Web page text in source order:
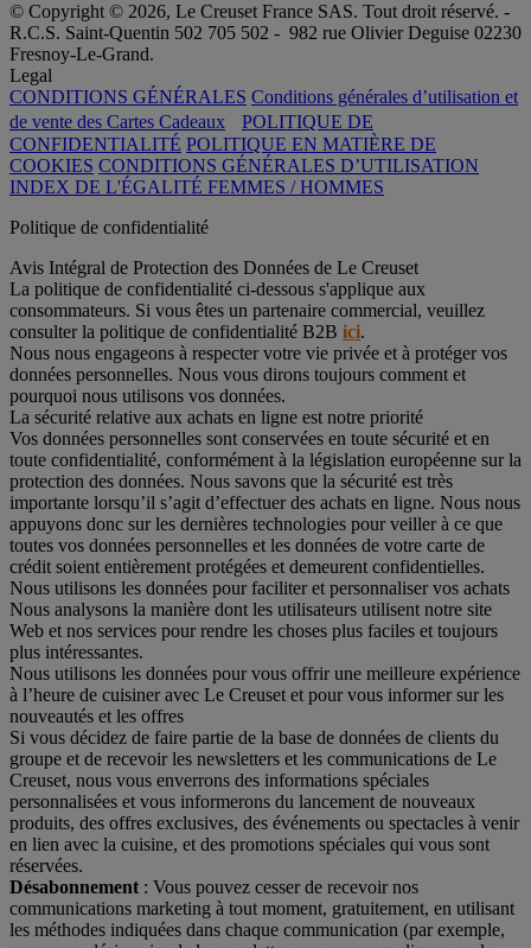
© Copyright © 2026, Le Creuset France SAS. Tout droit réservé. -
R.C.S. Saint-Quentin 502 705 502 - 982 rue Olivier Deguise 02230
Fresnoy-Le-Grand.
Legal
CONDITIONS GÉNÉRALES Conditions générales d’utilisation et
de vente des Cartes Cadeaux
POLITIQUE DE
CONFIDENTIALITÉ POLITIQUE EN MATIÈRE DE
COOKIES CONDITIONS GÉNÉRALES D’UTILISATION
INDEX DE L'ÉGALITÉ FEMMES / HOMMES
Politique de confidentialité
Avis Intégral de Protection des Données de Le Creuset
La politique de confidentialité ci-dessous s'applique aux
consommateurs. Si vous êtes un partenaire commercial, veuillez
consulter la politique de confidentialité B2B ici.
Nous nous engageons à respecter votre vie privée et à protéger vos
données personnelles. Nous vous dirons toujours comment et
pourquoi nous utilisons vos données.
La sécurité relative aux achats en ligne est notre priorité
Vos données personnelles sont conservées en toute sécurité et en
toute confidentialité, conformément à la législation européenne sur la
protection des données. Nous savons que la sécurité est très
importante lorsqu’il s’agit d’effectuer des achats en ligne. Nous nous
appuyons donc sur les dernières technologies pour veiller à ce que
toutes vos données personnelles et les données de votre carte de
crédit soient entièrement protégées et demeurent confidentielles.
Nous utilisons les données pour faciliter et personnaliser vos achats
Nous analysons la manière dont les utilisateurs utilisent notre site
Web et nos services pour rendre les choses plus faciles et toujours
plus intéressantes.
Nous utilisons les données pour vous offrir une meilleure expérience
à l’heure de cuisiner avec Le Creuset et pour vous informer sur les
nouveautés et les offres
Si vous décidez de faire partie de la base de données de clients du
groupe et de recevoir les newsletters et les communications de Le
Creuset, nous vous enverrons des informations spéciales
personnalisées et vous informerons du lancement de nouveaux
produits, des offres exclusives, des événements ou spectacles à venir
en lien avec la cuisine, et des promotions spéciales qui vous sont
réservées.
Désabonnement : Vous pouvez cesser de recevoir nos
communications marketing à tout moment, gratuitement, en utilisant
les méthodes indiquées dans chaque communication (par exemple,